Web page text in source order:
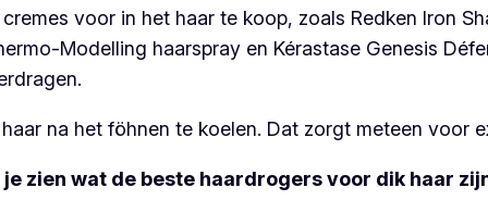
voor in het haar te koop, zoals Redken Iron
Modelling haarspray en Kérastase Genesis
na het föhnen te koelen. Dat zorgt meteen voor
zien wat de beste haardrogers voor dik haar